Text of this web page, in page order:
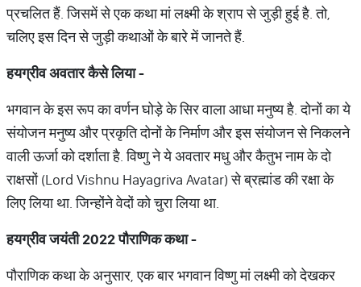
प्रचलित हैं. जिसमें से एक कथा मां लक्ष्मी के श्राप से जुड़ी हुई है. तो,
चलिए इस दिन से जुड़ी कथाओं के बारे में जानते हैं.
हयग्रीव अवतार कैसे लिया -
भगवान के इस रूप का वर्णन घोड़े के सिर वाला आधा मनुष्य है. दोनों का ये
संयोजन मनुष्य और प्रकृति दोनों के निर्माण और इस संयोजन से निकलने
वाली ऊर्जा को दर्शाता है. विष्णु ने ये अवतार मधु और कैतुभ नाम के दो
राक्षसों (Lord Vishnu Hayagriva Avatar) से ब्रह्मांड की रक्षा के
लिए लिया था. जिन्होंने वेदों को चुरा लिया था.
हयग्रीव जयंती2022पौराणिक कथा -
पौराणिक कथा के अनुसार, एक बार भगवान विष्णु मां लक्ष्मी को देखकर